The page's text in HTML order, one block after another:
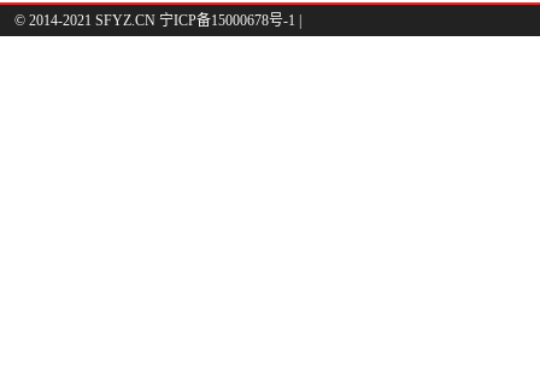
© 2014-2021 SFYZ.CN 宁ICP备15000678号-1 |